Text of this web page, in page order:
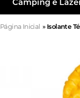
Camping e
Página Inicial » Isolante